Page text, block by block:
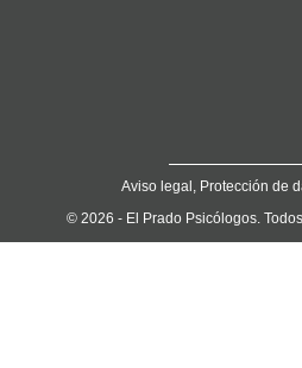
Aviso legal, Protección de
© 2026 - El Prado Psicólogos.